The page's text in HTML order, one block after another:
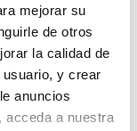
mejorar su
de otros
la calidad de
y crear
anuncios
acceda a nuestra
industriales,
que pueda
Este proceso se
se
su nombre real
Residuales